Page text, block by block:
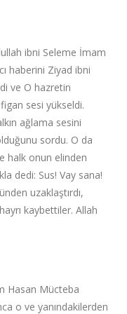
ibni Seleme İmam
haberini Ziyad ibni
ve O hazretin
sesi yükseldi.
ağlama sesini
sordu. O da
halk onun elinden
dedi: Sus! Vay sana!
uzaklaştırdı,
kaybettiler. Allah
Hasan Mücteba
o ve yanındakilerden